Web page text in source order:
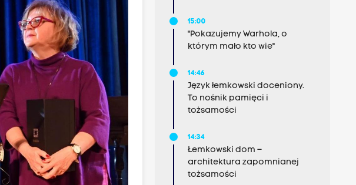
15:00
"Pokazujemy Warhola, o
którym mało kto wie"
14:46
Język łemkowski doceniony.
To nośnik pamięci i
tożsamości
14:34
Łemkowski dom –
architektura zapomnianej
tożsamości